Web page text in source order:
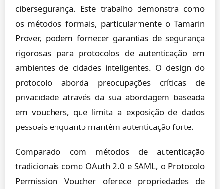
cibersegurança. Este trabalho demonstra como
os métodos formais, particularmente o Tamarin
Prover, podem fornecer garantias de segurança
rigorosas para protocolos de autenticação em
ambientes de cidades inteligentes. O design do
protocolo aborda preocupações críticas de
privacidade através da sua abordagem baseada
em vouchers, que limita a exposição de dados
pessoais enquanto mantém autenticação forte.
Comparado com métodos de autenticação
tradicionais como OAuth 2.0 e SAML, o Protocolo
Permission Voucher oferece propriedades de